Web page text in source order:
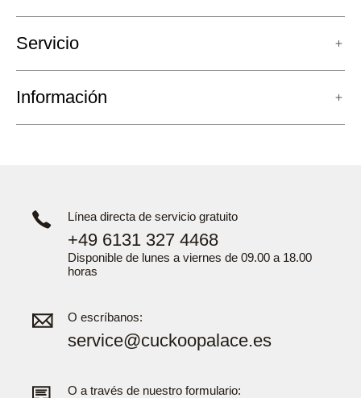
Servicio
Información
Línea directa de servicio gratuito
+49 6131 327 4468
Disponible de lunes a viernes de 09.00 a 18.00
horas
O escríbanos:
service@cuckoopalace.es
O a través de nuestro formulario: